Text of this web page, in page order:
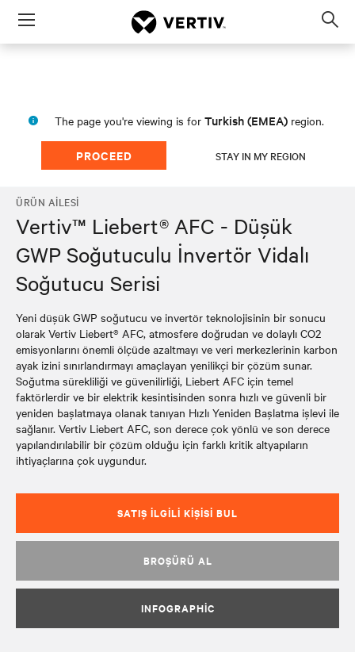
Menu
The page you're viewing is for Turkish (EMEA) region.
PROCEED STAY IN MY REGION
ÜRÜN AILESI
Vertiv™ Liebert® AFC - Düşük
GWP Soğutuculu İnvertör Vidalı
Soğutucu Serisi
Yeni düşük GWP soğutucu ve invertör teknolojisinin bir sonucu
olarak Vertiv Liebert® AFC, atmosfere doğrudan ve dolaylı CO2
emisyonlarını önemli ölçüde azaltmayı ve veri merkezlerinin karbon
ayak izini sınırlandırmayı amaçlayan yenilikçi bir çözüm sunar.
Soğutma sürekliliği ve güvenilirliği, Liebert AFC için temel
faktörlerdir ve bir elektrik kesintisinden sonra hızlı ve güvenli bir
yeniden başlatmaya olanak tanıyan Hızlı Yeniden Başlatma işlevi ile
sağlanır. Vertiv Liebert AFC, son derece çok yönlü ve son derece
yapılandırılabilir bir çözüm olduğu için farklı kritik altyapıların
ihtiyaçlarına çok uygundur.
SATIŞ İLGILI KIŞISI BUL
BROŞÜRÜ AL
INFOGRAPHIC